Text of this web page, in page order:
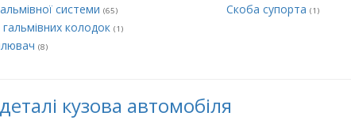
системи (65)
колодок (1)
(8)
Cкоба супорта (1)
кузова автомобіля